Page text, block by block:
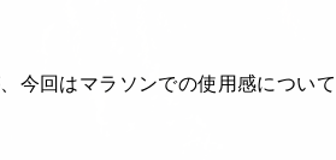
今回はマラソンでの使用感について